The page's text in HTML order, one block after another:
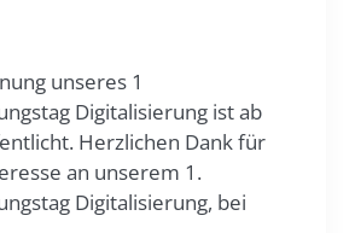
unseres 1
Digitalisierung ist ab
Herzlichen Dank für
an unserem 1.
Digitalisierung, bei